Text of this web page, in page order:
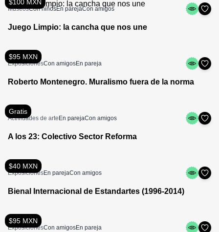
$100 MXN
MuseosCon niñosEn parejaCon amigos
Juego Limpio: la cancha que nos une
$95 MXN
ExposicionesCon amigosEn pareja
Roberto Montenegro. Muralismo fuera de la norma
Gratis
Actividades de arte En parejaCon amigos
A los 23: Colectivo Sector Reforma
$40 MXN
ExposicionesEn parejaCon amigos
Bienal Internacional de Estandartes (1996-2014)
$95 MXN
ExposicionesCon amigosEn pareja